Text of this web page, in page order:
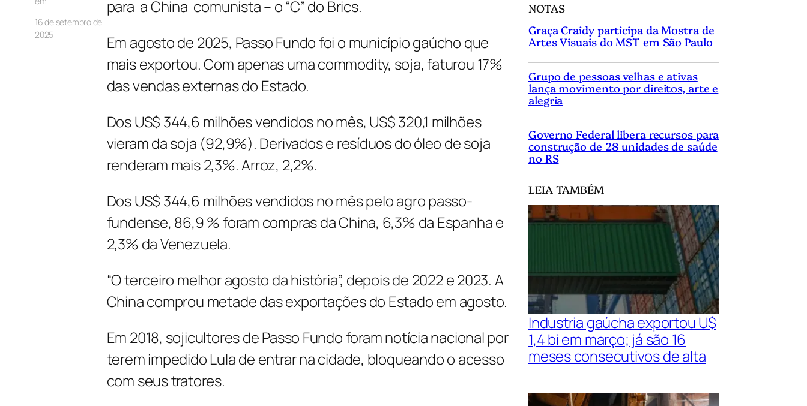
16 de setembro de
2025
para a China comunista – o “C” do Brics.
Em agosto de 2025, Passo Fundo foi o município gaúcho que
mais exportou. Com apenas uma commodity, soja, faturou 17%
das vendas externas do Estado.
Dos US$ 344,6 milhões vendidos no mês, US$ 320,1 milhões
vieram da soja (92,9%). Derivados e resíduos do óleo de soja
renderam mais 2,3%. Arroz, 2,2%.
Dos US$ 344,6 milhões vendidos no mês pelo agro passo-
fundense, 86,9 % foram compras da China, 6,3% da Espanha e
2,3% da Venezuela.
“O terceiro melhor agosto da história”, depois de 2022 e 2023. A
China comprou metade das exportações do Estado em agosto.
Em 2018, sojicultores de Passo Fundo foram notícia nacional por
terem impedido Lula de entrar na cidade, bloqueando o acesso
com seus tratores.
NOTAS
Graça Craidy participa da Mostra de
Artes Visuais do MST em São Paulo
Grupo de pessoas velhas e ativas
lança movimento por direitos, arte e
alegria
Governo Federal libera recursos para
construção de 28 unidades de saúde
no RS
LEIA TAMBÉM
Industria gaúcha exportou U$
1,4 bi em março; já são 16
meses consecutivos de alta